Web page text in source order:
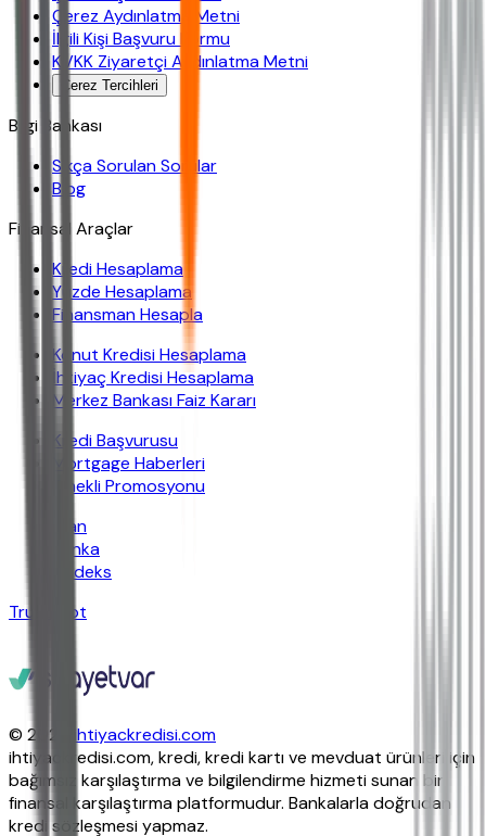
Çerez Aydınlatma Metni
İlgili Kişi Başvuru Formu
KVKK Ziyaretçi Aydınlatma Metni
Çerez Tercihleri
Bilgi Bankası
Sıkça Sorulan Sorular
Blog
Finansal Araçlar
Kredi Hesaplama
Yüzde Hesaplama
Finansman Hesapla
Konut Kredisi Hesaplama
İhtiyaç Kredisi Hesaplama
Merkez Bankası Faiz Kararı
Kredi Başvurusu
Mortgage Haberleri
Emekli Promosyonu
İban
Banka
Findeks
Trustpilot
© 2026
ihtiyackredisi.com
ihtiyackredisi.com, kredi, kredi kartı ve mevduat ürünleri için
bağımsız karşılaştırma ve bilgilendirme hizmeti sunan bir
finansal karşılaştırma platformudur. Bankalarla doğrudan
kredi sözleşmesi yapmaz.